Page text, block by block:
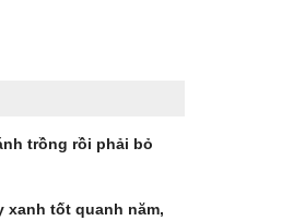
trồng rồi phải bỏ
xanh tốt quanh năm,